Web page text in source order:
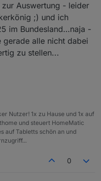
Auswertung - leider
;) und ich
im Bundesland…naja -
gerade alle nicht dabei
zu stellen...
Nutzer! 1x zu Hause und 1x auf
und steuert HomeMatic
auf Tabletts schön an und
0